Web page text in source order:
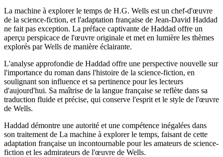
La machine à explorer le temps de H.G. Wells est un chef-d'œuvre
de la science-fiction, et l'adaptation française de Jean-David Haddad
ne fait pas exception. La préface captivante de Haddad offre un
aperçu perspicace de l'œuvre originale et met en lumière les thèmes
explorés par Wells de manière éclairante.
L'analyse approfondie de Haddad offre une perspective nouvelle sur
l'importance du roman dans l'histoire de la science-fiction, en
soulignant son influence et sa pertinence pour les lecteurs
d'aujourd'hui. Sa maîtrise de la langue française se reflète dans sa
traduction fluide et précise, qui conserve l'esprit et le style de l'œuvre
de Wells.
Haddad démontre une autorité et une compétence inégalées dans
son traitement de La machine à explorer le temps, faisant de cette
adaptation française un incontournable pour les amateurs de science-
fiction et les admirateurs de l'œuvre de Wells.